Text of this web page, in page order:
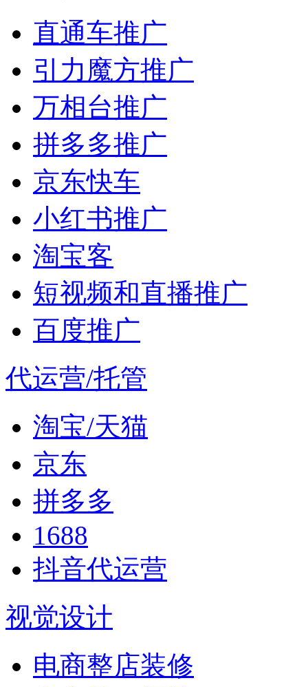
直通车推广
引力魔方推广
万相台推广
拼多多推广
京东快车
小红书推广
淘宝客
短视频和直播推广
百度推广
代运营/托管
淘宝/天猫
京东
拼多多
1688
抖音代运营
视觉设计
电商整店装修